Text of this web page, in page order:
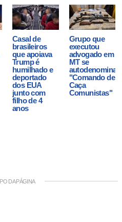
Casal de
brasileiros
que apoiava
Trump é
humilhado e
deportado
dos EUA
junto com
filho de 4
anos
Grupo que
executou
advogado em
MT se
"Comando de
Caça
Comunistas"
DA PÁGINA